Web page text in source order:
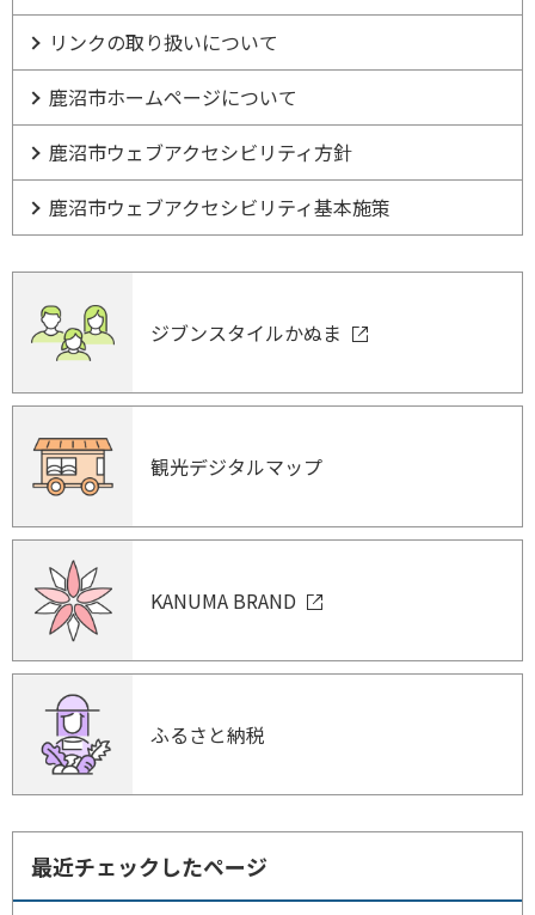
リンクの取り扱いについて
鹿沼市ホームページについて
鹿沼市ウェブアクセシビリティ方針
鹿沼市ウェブアクセシビリティ基本施策
ジブンスタイルかぬま
観光デジタルマップ
KANUMA BRAND
ふるさと納税
最近チェックしたページ